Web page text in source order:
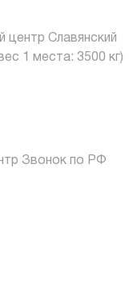
центр Славянский
1 места: 3500 кг)
Звонок по РФ